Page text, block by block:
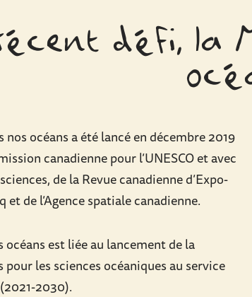
défi, la
nos océans a été lancé en décembre 2019
canadienne pour l’UNESCO et avec
de la Revue canadienne d’Expo-
et de l’Agence spatiale canadienne.
océans est liée au lancement de la
pour les sciences océaniques au service
2030).